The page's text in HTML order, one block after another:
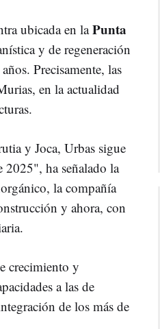
ubicada en laPunta
y de regeneración
Precisamente, las
en la actualidad
y Joca, Urbas sigue
2025", ha señalado la
la compañía
y ahora, con
crecimiento y
a las de
de los más de